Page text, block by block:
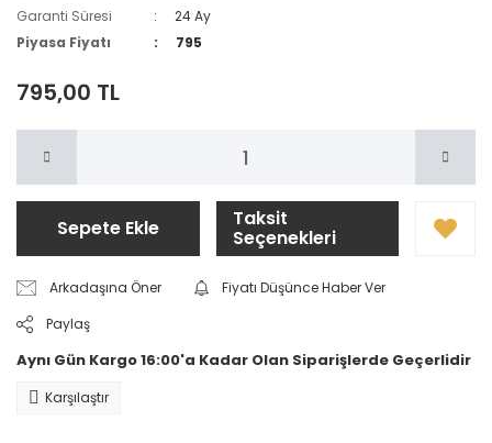
Garanti Süresi
24 Ay
Piyasa Fiyatı
795
795,00 TL
Sepete Ekle Taksit
Seçenekleri
Arkadaşına Öner
Fiyatı Düşünce Haber Ver
Paylaş
Aynı Gün Kargo 16:00'a Kadar Olan Siparişlerde Geçerlidir
Karşılaştır